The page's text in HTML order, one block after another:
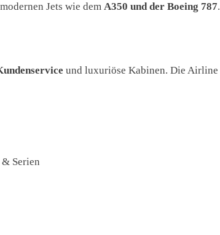
Jets wie dem A350 und der Boeing 787.
und luxuriöse Kabinen. Die Airline
Serien